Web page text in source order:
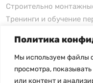
Политика
Мы используем файлы
просмотра,
или контент и
Строительно
Тренинги и обучение
xFusion
xFusion
xFusion AI Solution